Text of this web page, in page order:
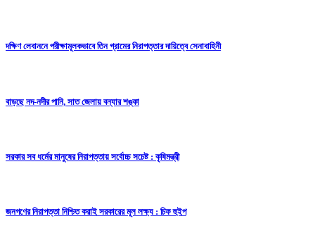
দক্ষিণ লেবাননে পরীক্ষামূলকভাবে তিন গ্রামের নিরাপত্তার দায়িত্বে সেনাবাহিনী
বাড়ছে নদ-নদীর পানি, সাত জেলায় বন্যার শঙ্কা
সরকার সব ধর্মের মানুষের নিরাপত্তায় সর্বোচ্চ সচেষ্ট : কৃষিমন্ত্রী
জনগণের নিরাপত্তা নিশ্চিত করাই সরকারের মূল লক্ষ্য : চিফ হুইপ